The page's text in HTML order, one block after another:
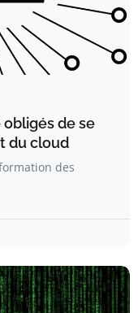
de se
du cloud
des